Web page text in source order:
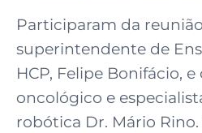
Participaram da
superintendente de
HCP, Felipe Bonifácio,
oncológico e
robótica Dr. Mário